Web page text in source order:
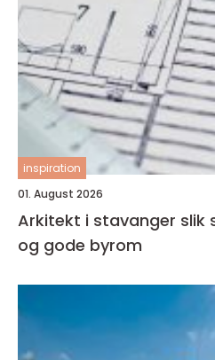
inspiration
01. August 2026
Arkitekt i stavanger slik skapes gode bygg
og gode byrom